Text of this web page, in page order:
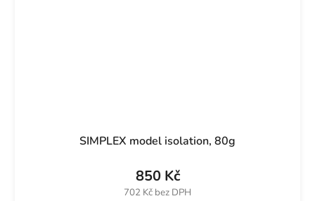
SIMPLEX model isolation, 80g
702 Kč bez DPH
850 Kč